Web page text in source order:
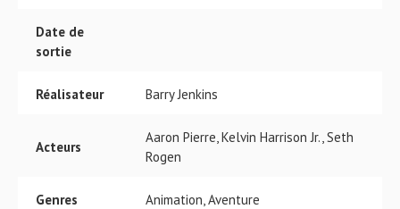
Date de
sortie
Réalisateur Barry Jenkins
Acteurs
Aaron Pierre, Kelvin Harrison Jr., Seth
Rogen
Genres Animation, Aventure